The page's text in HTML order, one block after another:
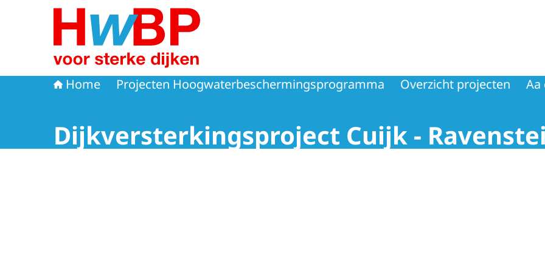
Naar de homepage van Hoogwaterbeschermingsprogramma
Home Projecten Hoogwaterbeschermingsprogramma Overzicht projecten Aa
Dijkversterkingsproject Cuijk -